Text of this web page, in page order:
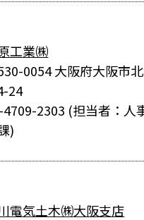
工業㈱
0054 大阪府大阪市
24
4709-2303 (担当者：人
)
電気土木㈱大阪支店